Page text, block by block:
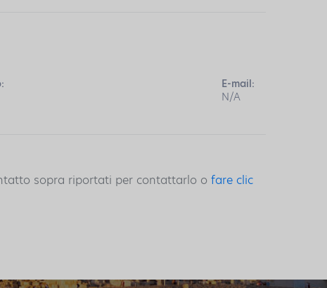
E-mail:
N/A
sopra riportati per contattarlo o fare clic